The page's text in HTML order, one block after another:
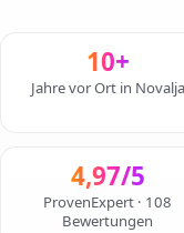
10+
Jahre vor Ort in Novalja
4,97/5
ProvenExpert · 108
Bewertungen